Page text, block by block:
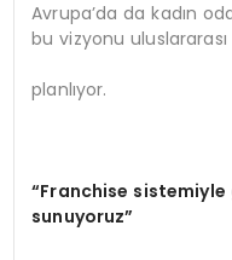
Avrupa’da da kadın
bu vizyonu
planlıyor.
“Franchise
sunuyoruz”